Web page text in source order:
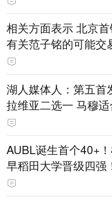
相关方面表示 北京
有关范子铭的可能交
湖人媒体人：第五首
拉维亚二选一 马穆
AUBL诞生首个40+
早稻田大学晋级四强